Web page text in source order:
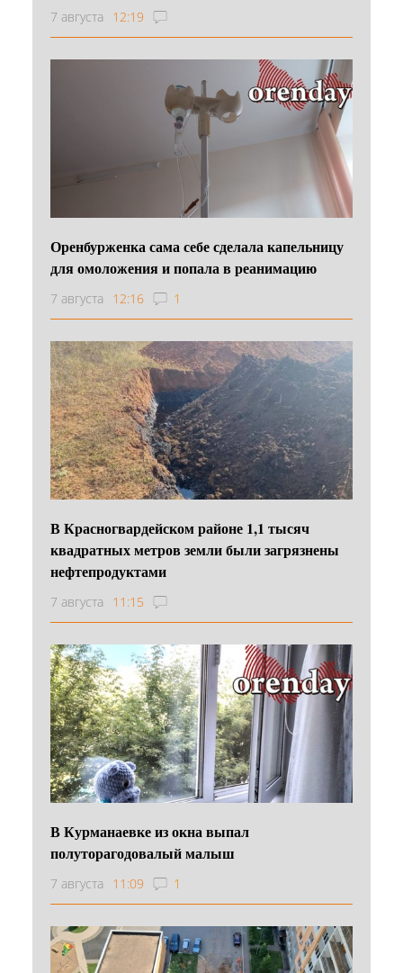
7 августа 12:19
Оренбурженка сама себе сделала капельницу
для омоложения и попала в реанимацию
7 августа 12:16 1
В Красногвардейском районе 1,1 тысяч
квадратных метров земли были загрязнены
нефтепродуктами
7 августа 11:15
В Курманаевке из окна выпал
полуторагодовалый малыш
7 августа 11:09 1